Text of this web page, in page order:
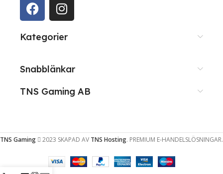
Kategorier
Snabblänkar
TNS Gaming AB
TNS Gaming 2023 SKAPAD AV TNS Hosting. PREMIUM E-HANDELSLÖSNINGAR.